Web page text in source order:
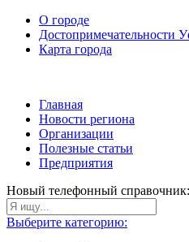
О городе
Достопримечательности
Карта города
Главная
Новости региона
Организации
Полезные статьи
Предприятия
Новый телефонный
Выберите категорию: